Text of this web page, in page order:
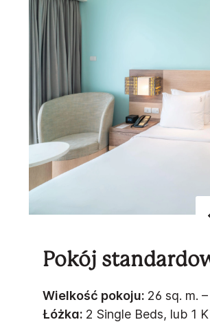
Pokój
Wielkość pokoju: 26 sq. m.
Łóżka: 2 Single Beds, lub 1